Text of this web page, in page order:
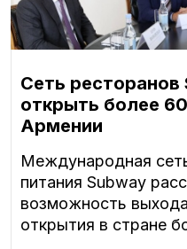
Сеть ресторанов
открыть более
Армении
Международная
питания Subway
возможность
открытия в стране